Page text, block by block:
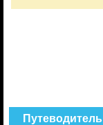
Путеводитель